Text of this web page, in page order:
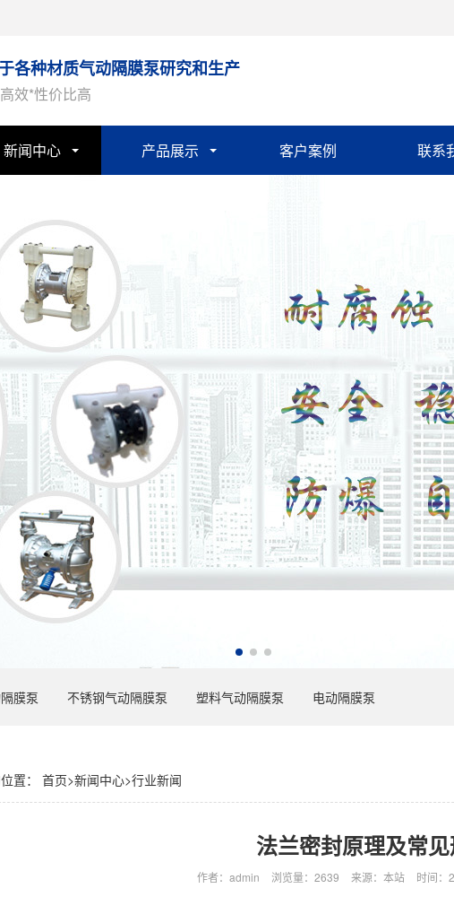
各种材质气动隔膜泵研究和生产
效*性价比高
新闻中心 产品展示 客户案例 联系
膜泵 不锈钢气动隔膜泵 塑料气动隔膜泵 电动隔膜泵
置： 首页>新闻中心>行业新闻
法兰密封原理及常
作者：admin 浏览量：2639 来源：本站 时间：